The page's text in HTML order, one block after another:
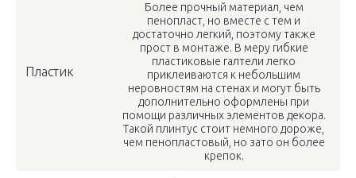
Пластик
Более прочный материал, чем
пенопласт, но вместе с тем и
достаточно легкий, поэтому также
прост в монтаже. В меру гибкие
пластиковые галтели легко
приклеиваются к небольшим
неровностям на стенах и могут быть
дополнительно оформлены при
помощи различных элементов декора.
Такой плинтус стоит немного дороже,
чем пенопластовый, но зато он более
крепок.